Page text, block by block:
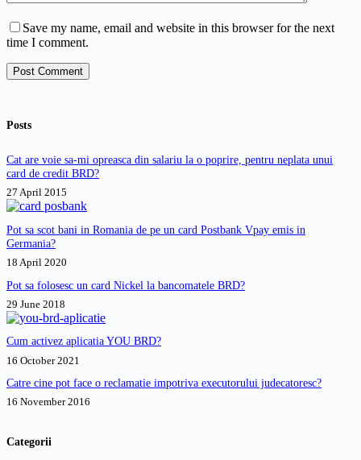
Save my name, email and website in this browser for the next
time I comment.
Post Comment
Posts
Cat are voie sa-mi opreasca din salariu la o poprire, pentru neplata unui
card de credit BRD?
27 April 2015
Pot sa scot bani in Romania de pe un card Postbank Vpay emis in
Germania?
18 April 2020
Pot sa folosesc un card Nickel la bancomatele BRD?
29 June 2018
Cum activez aplicatia YOU BRD?
16 October 2021
Catre cine pot face o reclamatie impotriva executorului judecatoresc?
16 November 2016
Categorii